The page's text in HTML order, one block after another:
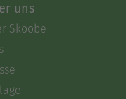
uns
Skoobe